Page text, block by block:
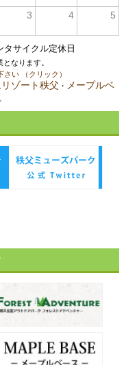
3 4 5
サイクル定休日
なります。
い （クリック）
ゾート秩父 ・
メープルベ